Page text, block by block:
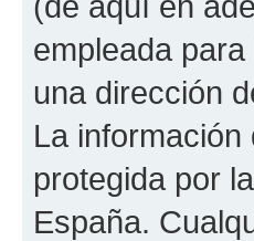
empleada
una dirección
La
protegida por
España.